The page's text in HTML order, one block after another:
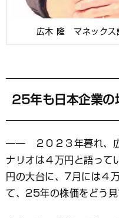
広木 隆 マネックス
25年も日本企業の
―― ２０２３年暮れ、
ナリオは４万円と語って
円の大台に、7月には４
て、25年の株価をどう見